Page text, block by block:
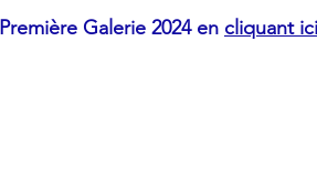
Première Galerie 2024 en cliquant ici